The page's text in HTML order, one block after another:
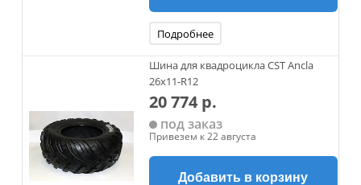
Подробнее
Шина для квадроцикла CST Ancla
26х11-R12
20 774 р.
под заказ
Привезем к 22 августа
Добавить в корзину